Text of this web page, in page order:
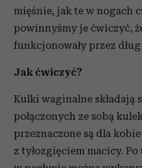
mięśnie, jak te w nogach
powinnyśmy je ćwiczyć,
funkcjonowały przez
Jak ćwiczyć?
Kulki waginalne składają
połączonych ze sobą
przeznaczone są dla
z tyłozgięciem macicy.